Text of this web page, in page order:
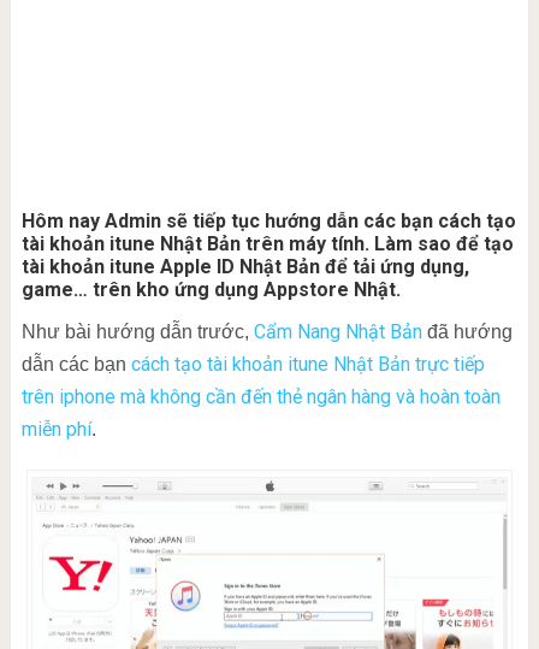
Hôm nay Admin sẽ tiếp tục hướng dẫn các bạn cách tạo
tài khoản itune Nhật Bản trên máy tính. Làm sao để tạo
tài khoản itune Apple ID Nhật Bản để tải ứng dụng,
game… trên kho ứng dụng Appstore Nhật.
Như bài hướng dẫn trước, Cẩm Nang Nhật Bảnđã hướng
dẫn các bạn cách tạo tài khoản itune Nhật Bản trực tiếp
trên iphone mà không cần đến thẻ ngân hàng và hoàn toàn
miễn phí.